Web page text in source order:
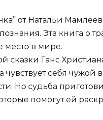
от Натальи
Эта книга о
место в мире.
сказки Ганс
чувствует себя чужой
Но судьба
помогут ей